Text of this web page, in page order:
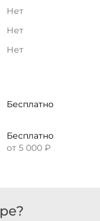
Нет
Нет
Нет
Бесплатно
Бесплатно
от 5 000 ₽